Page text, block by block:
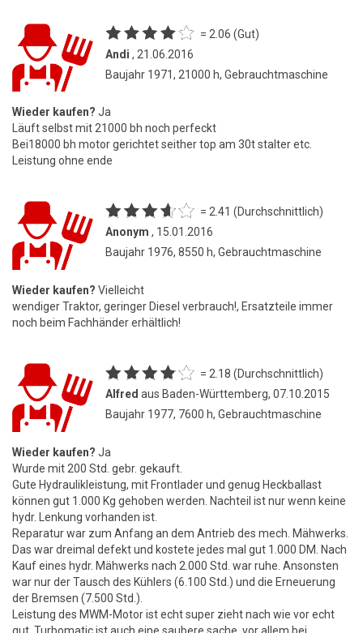
= 2.06 (Gut)
Andi , 21.06.2016
Baujahr 1971, 21000 h, Gebrauchtmaschine
Wieder kaufen? Ja
Läuft selbst mit 21000 bh noch perfeckt
Bei18000 bh motor gerichtet seither top am 30t stalter etc.
Leistung ohne ende
= 2.41 (Durchschnittlich)
Anonym , 15.01.2016
Baujahr 1976, 8550 h, Gebrauchtmaschine
Wieder kaufen? Vielleicht
wendiger Traktor, geringer Diesel verbrauch!, Ersatzteile immer
noch beim Fachhänder erhältlich!
= 2.18 (Durchschnittlich)
Alfred aus Baden-Württemberg, 07.10.2015
Baujahr 1977, 7600 h, Gebrauchtmaschine
Wieder kaufen? Ja
Wurde mit 200 Std. gebr. gekauft.
Gute Hydraulikleistung, mit Frontlader und genug Heckballast
können gut 1.000 Kg gehoben werden. Nachteil ist nur wenn keine
hydr. Lenkung vorhanden ist.
Reparatur war zum Anfang an dem Antrieb des mech. Mähwerks.
Das war dreimal defekt und kostete jedes mal gut 1.000 DM. Nach
Kauf eines hydr. Mähwerks nach 2.000 Std. war ruhe. Ansonsten
war nur der Tausch des Kühlers (6.100 Std.) und die Erneuerung
der Bremsen (7.500 Std.).
Leistung des MWM-Motor ist echt super zieht nach wie vor echt